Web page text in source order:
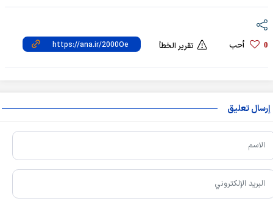
0 أحب تقرير الخطأ
إرسال تعليق